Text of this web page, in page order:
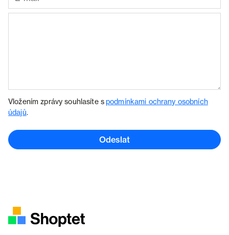
Vložením zprávy souhlasíte spodmínkami ochrany osobních
údajů.
Odeslat